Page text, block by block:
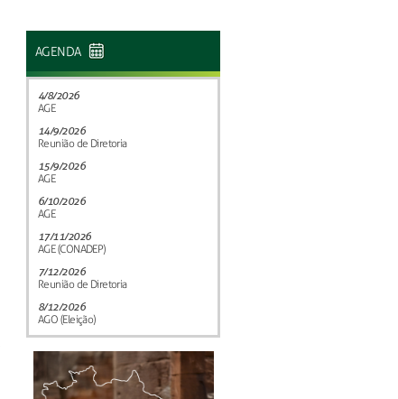
AGENDA
4/8/2026
AGE
14/9/2026
Reunião de Diretoria
15/9/2026
AGE
6/10/2026
AGE
17/11/2026
AGE (CONADEP)
7/12/2026
Reunião de Diretoria
8/12/2026
AGO (Eleição)